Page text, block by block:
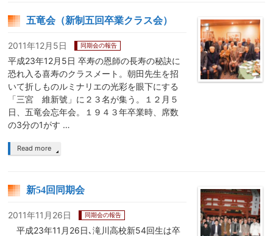
五竜会（新制五回卒業クラス会）
2011年12月5日 同期会の報告
平成23年12月5日 卒寿の恩師の長寿の秘訣に
恐れ入る喜寿のクラスメート。朝田先生を招
いて折しものルミナリエの光彩を眼下にする
「三宮 維新號」に２３名が集う。１２月５
日、五竜会忘年会。１９４３年卒業時、席数
の3分の1がす …
Read more
新54回同期会
2011年11月26日 同期会の報告
平成23年11月26日､滝川高校新54回生は卒